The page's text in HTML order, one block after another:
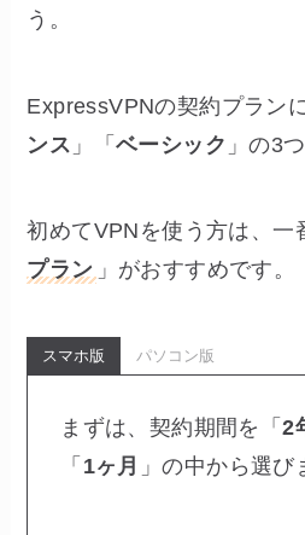
う。
ExpressVPNの契約プラン
ンス 」「ベーシック 」の3
初めてVPNを使う方は、一
プラン 」がおすすめです。
スマホ版 パソコン版
まずは、契約期間を「2
「 1ヶ月 」の中から選び